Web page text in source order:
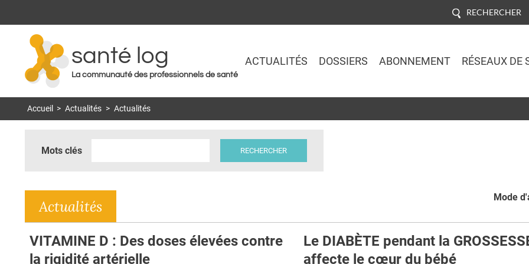
RECHERCHER
santé log
La communauté des professionnels de santé
ACTUALITÉS DOSSIERS ABONNEMENT RÉSEAUX DE
Accueil > Actualités > Actualités
Mots clés
Mode
Actualités
VITAMINE D : Des doses élevées contre
la rigidité artérielle
Le DIABÈTE pendant la
affecte le cœur du bébé